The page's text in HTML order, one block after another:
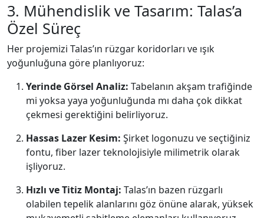
3. Mühendislik ve Tasarım: Talas’a
Özel Süreç
Her projemizi Talas’ın rüzgar koridorları ve ışık
yoğunluğuna göre planlıyoruz:
Yerinde Görsel Analiz: Tabelanın akşam trafiğinde
mi yoksa yaya yoğunluğunda mı daha çok dikkat
çekmesi gerektiğini belirliyoruz.
Hassas Lazer Kesim: Şirket logonuzu ve seçtiğiniz
fontu, fiber lazer teknolojisiyle milimetrik olarak
işliyoruz.
Hızlı ve Titiz Montaj: Talas’ın bazen rüzgarlı
olabilen tepelik alanlarını göz önüne alarak, yüksek